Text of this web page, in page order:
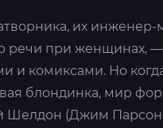
их
речи при женщинах, —
и комиксами. Но
блондинка, мир
Шелдон (Джим